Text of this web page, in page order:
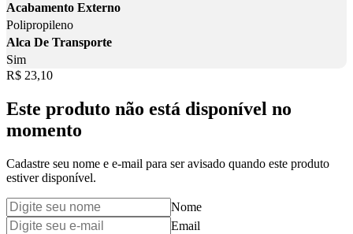
Acabamento Externo
Polipropileno
Alca De Transporte
Sim
Price:
R$ 23,10
Este produto não está disponível no
momento
Cadastre seu nome e e-mail para ser avisado quando este produto
estiver disponível.
Nome
Email